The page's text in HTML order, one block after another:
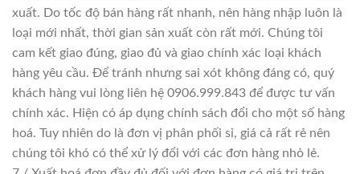
xuất. Do tốc độ bán hàng rất nhanh, nên hàng nhập luôn là
loại mới nhất, thời gian sản xuất còn rất mới. Chúng tôi
cam kết giao đúng, giao đủ và giao chính xác loại khách
hàng yêu cầu. Để tránh nhưng sai xót không đáng có, quý
khách hàng vui lòng liên hệ 0906.999.843 để được tư vấn
chính xác. Hiện có áp dụng chính sách đổi cho một số hàng
hoá. Tuy nhiên do là đơn vị phân phối sỉ, giá cả rất rẻ nên
chúng tôi khó có thể xử lý đổi với các đơn hàng nhỏ lẻ.